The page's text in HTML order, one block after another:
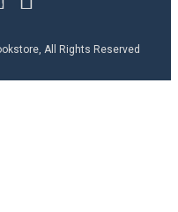
All Rights Reserved